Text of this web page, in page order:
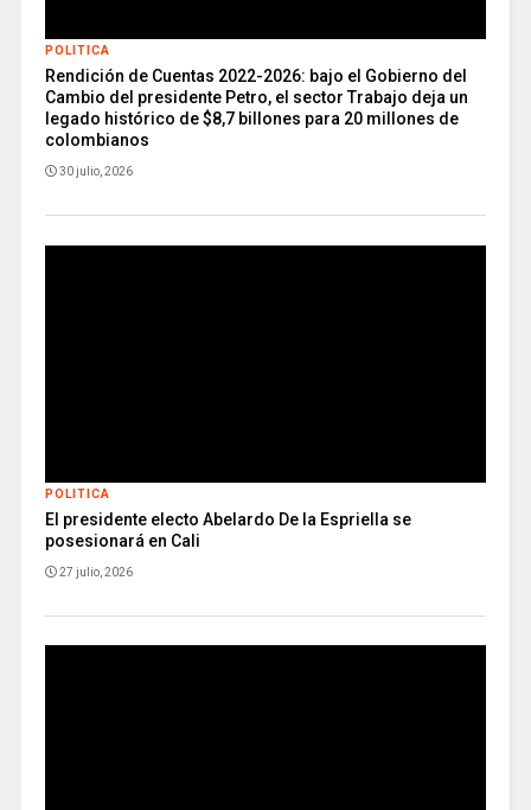
POLITICA
Rendición de Cuentas 2022-2026: bajo el Gobierno del
Cambio del presidente Petro, el sector Trabajo deja un
legado histórico de $8,7 billones para 20 millones de
colombianos
30 julio, 2026
POLITICA
El presidente electo Abelardo De la Espriella se
posesionará en Cali
27 julio, 2026